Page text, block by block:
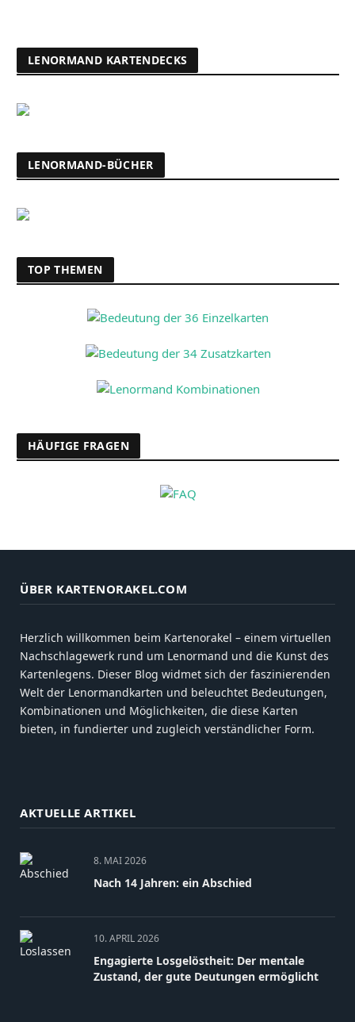
LENORMAND KARTENDECKS
LENORMAND-BÜCHER
TOP THEMEN
HÄUFIGE FRAGEN
ÜBER KARTENORAKEL.COM
Herzlich willkommen beim Kartenorakel – einem virtuellen
Nachschlagewerk rund um Lenormand und die Kunst des
Kartenlegens. Dieser Blog widmet sich der faszinierenden
Welt der Lenormandkarten und beleuchtet Bedeutungen,
Kombinationen und Möglichkeiten, die diese Karten
bieten, in fundierter und zugleich verständlicher Form.
AKTUELLE ARTIKEL
8. MAI 2026
Nach 14 Jahren: ein Abschied
10. APRIL 2026
Engagierte Losgelöstheit: Der mentale
Zustand, der gute Deutungen ermöglicht